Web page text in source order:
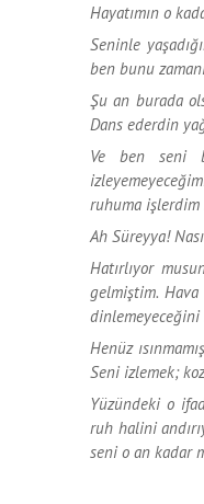
Hayatımın o
Seninle
ben bunu
Şu an burada
Dans ederdin
Ve ben seni
ruhuma
Ah Süreyya!
Hatırlıyor
gelmiştim.
dinlemeyeceğini
Henüz
Seni izlemek;
Yüzündeki o
ruh halini
seni o an kadar